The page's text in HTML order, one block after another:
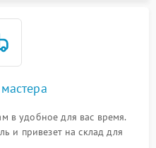
в удобное для вас время.
и привезет на склад для